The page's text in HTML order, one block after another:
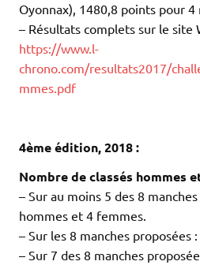
Oyonnax), 1480,8 points pour 4
– Résultats complets sur le site
https://www.l-
chrono.com/resultats2017/
mmes.pdf
4ème édition, 2018 :
Nombre de classés hommes
– Sur au moins 5 des 8
hommes et 4 femmes.
– Sur les 8 manches proposées
– Sur 7 des 8 manches